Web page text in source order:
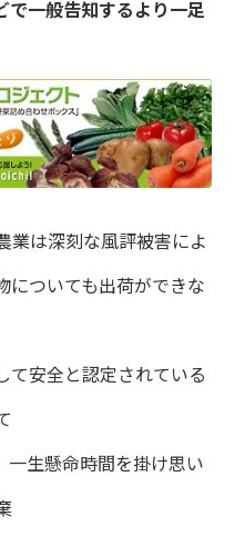
で一般告知するより一足
業は深刻な風評被害によ
についても出荷ができな
て安全と認定されている
一生懸命時間を掛け思い